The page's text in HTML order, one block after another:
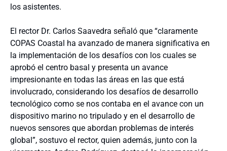
los asistentes.
El rector Dr. Carlos Saavedra señaló que “claramente
COPAS Coastal ha avanzado de manera significativa en
la implementación de los desafíos con los cuales se
aprobó el centro basal y presenta un avance
impresionante en todas las áreas en las que está
involucrado, considerando los desafíos de desarrollo
tecnológico como se nos contaba en el avance con un
dispositivo marino no tripulado y en el desarrollo de
nuevos sensores que abordan problemas de interés
global”, sostuvo el rector, quien además, junto con la